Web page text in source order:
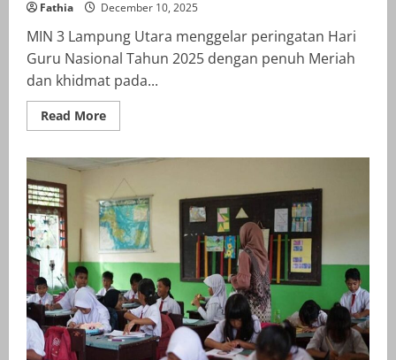
Fathia December 10, 2025
MIN 3 Lampung Utara menggelar peringatan Hari
Guru Nasional Tahun 2025 dengan penuh Meriah
dan khidmat pada...
Read MoreRead
more
Royong
dan
Guru
Warnai
Perayaan
Hari
Guru
Nasional
2025
di
MIN
3
Lampung
Utara